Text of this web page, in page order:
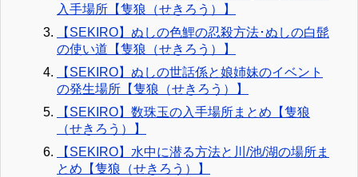
入手場所【隻狼（せきろう）】
【SEKIRO】ぬしの色鯉の忍殺方法･ぬしの白髭
の使い道【隻狼（せきろう）】
【SEKIRO】ぬしの世話係と娘姉妹のイベント
の発生場所【隻狼（せきろう）】
【SEKIRO】数珠玉の入手場所まとめ【隻狼
（せきろう）】
【SEKIRO】水中に潜る方法と川/池/湖の場所ま
とめ【隻狼（せきろう）】